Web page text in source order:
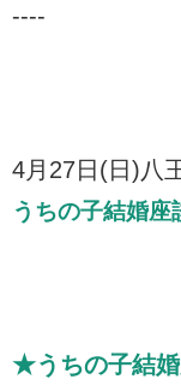
----
4月27日(日)八
うちの子結婚座
★うちの子結